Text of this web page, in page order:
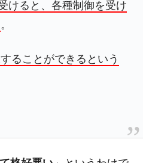
けると、各種制御を受け
。
ることができるという